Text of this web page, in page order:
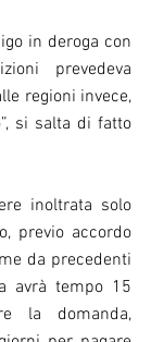
in deroga con
prevedeva
regioni invece,
si salta di fatto
inoltrata solo
previo accordo
da precedenti
avrà tempo 15
la domanda,